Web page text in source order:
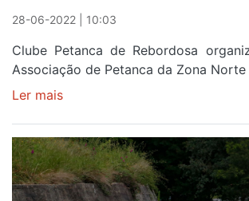
28-06-2022 | 10:03
Clube Petanca de Rebordosa
Associação de Petanca da Zona Norte
Ler mais
DE
CAÇADORES
DE
REBORDOSA